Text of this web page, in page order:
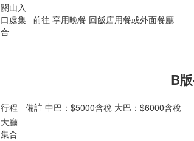
關山入
口處集
合
前往 享用晚餐 回飯店用餐或外面餐廳
B
行程
備註 中巴：$5000含稅 大巴：$6000含稅
大廳
集合